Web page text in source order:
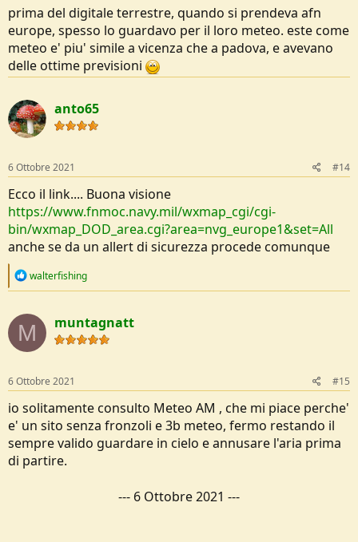
prima del digitale terrestre, quando si prendeva afn
europe, spesso lo guardavo per il loro meteo. este come
meteo e' piu' simile a vicenza che a padova, e avevano
delle ottime previsioni
anto65
6 Ottobre 2021 #14
Ecco il link.... Buona visione
https://www.fnmoc.navy.mil/wxmap_cgi/cgi-
bin/wxmap_DOD_area.cgi?area=nvg_europe1&set=All
anche se da un allert di sicurezza procede comunque
R
c
t
i
o
s
:
walterfishing
M muntagnatt
6 Ottobre 2021 #15
io solitamente consulto Meteo AM , che mi piace perche'
e' un sito senza fronzoli e 3b meteo, fermo restando il
sempre valido guardare in cielo e annusare l'aria prima
di partire.
--- 6 Ottobre 2021 ---